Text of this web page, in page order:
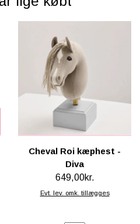
Cheval Roi kæphest -
Diva
649,00kr.
Evt. lev. omk. tillægges